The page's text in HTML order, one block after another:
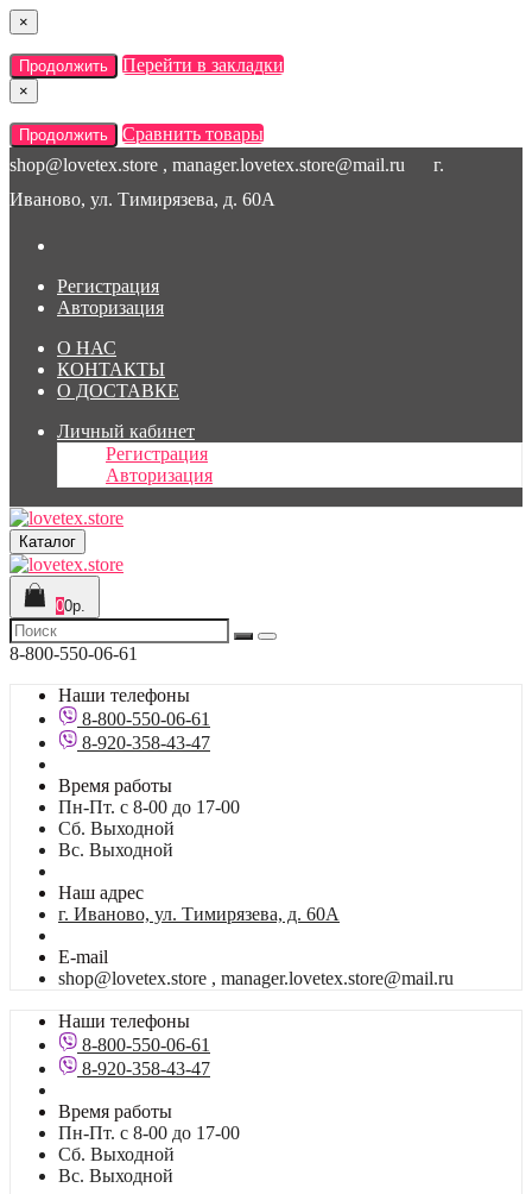
×
Продолжить Перейти в закладки
×
Продолжить
Сравнить товары
shop@lovetex.store , manager.lovetex.store@mail.ru
г.
Иваново, ул. Тимирязева, д. 60А
Регистрация
Авторизация
О НАС
КОНТАКТЫ
О ДОСТАВКЕ
Личный кабинет
Регистрация
Авторизация
Каталог
00р.
8-800-550-06-61
Наши телефоны
8-800-550-06-61
8-920-358-43-47
Время работы
Пн-Пт. с 8-00 до 17-00
Сб. Выходной
Вс. Выходной
Наш адрес
г. Иваново, ул. Тимирязева, д. 60А
E-mail
shop@lovetex.store , manager.lovetex.store@mail.ru
Наши телефоны
8-800-550-06-61
8-920-358-43-47
Время работы
Пн-Пт. с 8-00 до 17-00
Сб. Выходной
Вс. Выходной